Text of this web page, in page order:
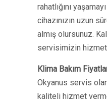
rahatlığını
cihazınızın uzun
almış olursunuz.
servisimizin
Klima Bakım
Okyanus servis
kaliteli hizmet